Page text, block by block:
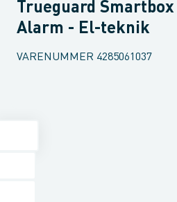
Trueguard Smartbox
Alarm - El-teknik
VARENUMMER 4285061037